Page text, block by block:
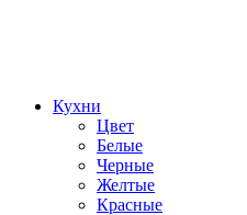
Кухни
Цвет
Белые
Черные
Желтые
Красные